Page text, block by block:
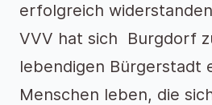
erfolgreich
VVV hat sich Burgdorf
lebendigen Bürgerstadt
Menschen leben, die